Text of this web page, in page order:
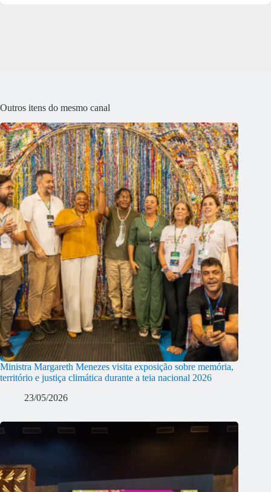
Outros itens do mesmo canal
Ministra Margareth Menezes visita exposição sobre memória,
território e justiça climática durante a teia nacional 2026
23/05/2026